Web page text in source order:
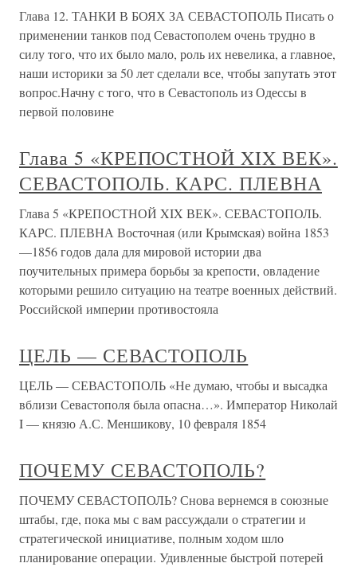
Глава 12. ТАНКИ В БОЯХ ЗА СЕВАСТОПОЛЬ Писать о
применении танков под Севастополем очень трудно в
силу того, что их было мало, роль их невелика, а главное,
наши историки за 50 лет сделали все, чтобы запутать этот
вопрос.Начну с того, что в Севастополь из Одессы в
первой половине
Глава 5 «КРЕПОСТНОЙ XIX ВЕК».
СЕВАСТОПОЛЬ. КАРС. ПЛЕВНА
Глава 5 «КРЕПОСТНОЙ XIX ВЕК». СЕВАСТОПОЛЬ.
КАРС. ПЛЕВНА Восточная (или Крымская) война 1853
—1856 годов дала для мировой истории два
поучительных примера борьбы за крепости, овладение
которыми решило ситуацию на театре военных действий.
Российской империи противостояла
ЦЕЛЬ — СЕВАСТОПОЛЬ
ЦЕЛЬ — СЕВАСТОПОЛЬ «Не думаю, чтобы и высадка
вблизи Севастополя была опасна…». Император Николай
I — князю А.С. Меншикову, 10 февраля 1854
ПОЧЕМУ СЕВАСТОПОЛЬ?
ПОЧЕМУ СЕВАСТОПОЛЬ? Снова вернемся в союзные
штабы, где, пока мы с вам рассуждали о стратегии и
стратегической инициативе, полным ходом шло
планирование операции. Удивленные быстрой потерей